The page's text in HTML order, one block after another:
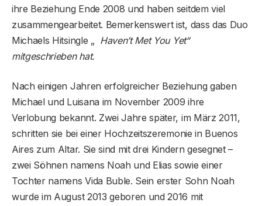
ihre Beziehung Ende 2008 und haben seitdem viel
zusammengearbeitet. Bemerkenswert ist, dass das Duo
Michaels Hitsingle „ Haven’t Met You Yet“
mitgeschrieben hat.
Nach einigen Jahren erfolgreicher Beziehung gaben
Michael und Luisana im November 2009 ihre
Verlobung bekannt. Zwei Jahre später, im März 2011,
schritten sie bei einer Hochzeitszeremonie in Buenos
Aires zum Altar. Sie sind mit drei Kindern gesegnet –
zwei Söhnen namens Noah und Elias sowie einer
Tochter namens Vida Buble. Sein erster Sohn Noah
wurde im August 2013 geboren und 2016 mit